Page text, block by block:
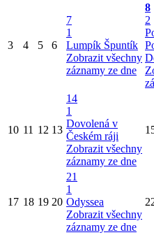
3 4 5 6
7
1
Lumpík Špuntík
Zobrazit všechny
záznamy ze dne
8
2
10 11 12 13
14
1
Dovolená v
Českém ráji
Zobrazit všechny
záznamy ze dne
17 18 19 20
21
1
Odyssea
Zobrazit všechny
záznamy ze dne